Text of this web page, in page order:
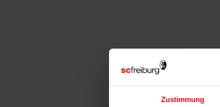
Zustimmung